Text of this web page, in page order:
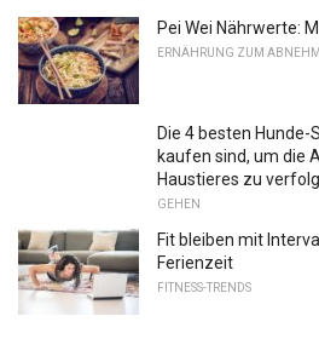
Pei Wei Nährwerte:
ERNÄHRUNG ZUM
Die 4 besten Hunde-
kaufen sind, um die
Haustieres zu
GEHEN
Fit bleiben mit
Ferienzeit
FITNESS-TRENDS